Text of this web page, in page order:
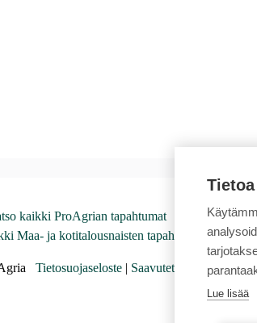
kaikki ProAgrian tapahtumat
Maa- ja kotitalousnaisten tapahtumat
Tietosuojaseloste| Saavutettavuusseloste
Lue lisää